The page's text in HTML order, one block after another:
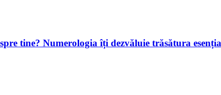
tine? Numerologia îți dezvăluie trăsătura